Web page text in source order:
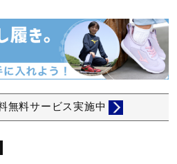
ウエア
無料サービス実施中